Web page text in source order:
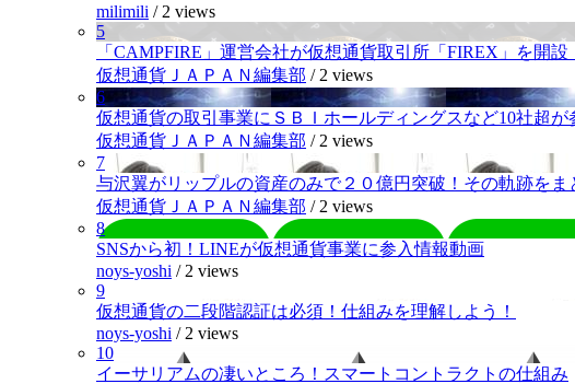
milimili / 2 views
5
「CAMPFIRE」運営会社が仮想通貨取引所「FIREX」を開
仮想通貨ＪＡＰＡＮ編集部 / 2 views
6
仮想通貨の取引事業にＳＢＩホールディングスなど10社超が
仮想通貨ＪＡＰＡＮ編集部 / 2 views
7
与沢翼がリップルの資産のみで２０億円突破！その軌跡をま
仮想通貨ＪＡＰＡＮ編集部 / 2 views
8
SNSから初！LINEが仮想通貨事業に参入情報動画
noys-yoshi / 2 views
9
仮想通貨の二段階認証は必須！仕組みを理解しよう！
noys-yoshi / 2 views
10
イーサリアムの凄いところ！スマートコントラクトの仕組み